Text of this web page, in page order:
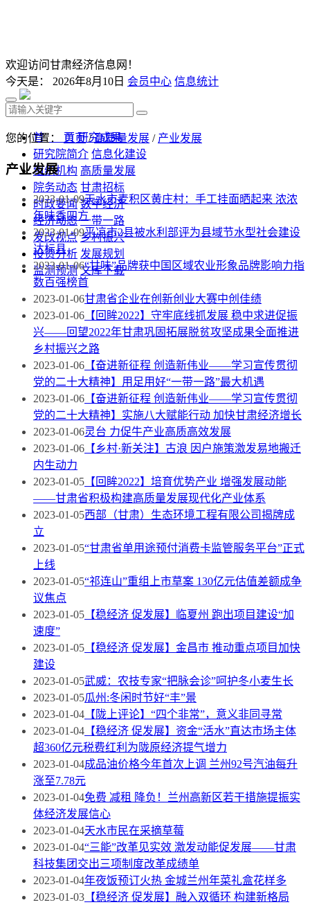
欢迎访问甘肃经济信息网！
今天是： 2026年8月10日 会员中心 信息统计
首 页 研究成果
研究院简介 信息化建设
组织机构 高质量发展
院务动态 甘肃招标
时政要闻 数字经济
经济动态 一带一路
发改视点 乡村振兴
投资分析 发展规划
监测预测 文库下载
您的位置： 首页/高质量发展 / 产业发展
产业发展
2023-01-09天水市麦积区黄庄村：手工挂面晒起来 浓浓
年味香四方
2023-01-09平凉市2县被水利部评为县域节水型社会建设
达标县
2023-01-06“甘味”品牌获中国区域农业形象品牌影响力指
数百强榜首
2023-01-06甘肃省企业在创新创业大赛中创佳绩
2023-01-06 【回眸2022】守牢底线抓发展 稳中求进促振
兴——回望2022年甘肃巩固拓展脱贫攻坚成果全面推进
乡村振兴之路
2023-01-06 【奋进新征程 创造新伟业——学习宣传贯彻
党的二十大精神】用足用好“一带一路”最大机遇
2023-01-06 【奋进新征程 创造新伟业——学习宣传贯彻
党的二十大精神】实施八大赋能行动 加快甘肃经济增长
2023-01-06灵台 力促牛产业高质高效发展
2023-01-06 【乡村·新关注】古浪 因户施策激发易地搬迁
内生动力
2023-01-05 【回眸2022】培育优势产业 增强发展动能
——甘肃省积极构建高质量发展现代化产业体系
2023-01-05西部（甘肃）生态环境工程有限公司揭牌成
立
2023-01-05“甘肃省单用途预付消费卡监管服务平台”正式
上线
2023-01-05“祁连山”重组上市草案 130亿元估值差额成争
议焦点
2023-01-05 【稳经济 促发展】临夏州 跑出项目建设“加
速度”
2023-01-05 【稳经济 促发展】金昌市 推动重点项目加快
建设
2023-01-05武威：农技专家“把脉会诊”呵护冬小麦生长
2023-01-05瓜州:冬闲时节好“丰”景
2023-01-04 【陇上评论】“四个非常”，意义非同寻常
2023-01-04 【稳经济 促发展】资金“活水”直达市场主体
超360亿元税费红利为陇原经济提气增力
2023-01-04成品油价格今年首次上调 兰州92号汽油每升
涨至7.78元
2023-01-04免费 减租 降负！兰州高新区若干措施提振实
体经济发展信心
2023-01-04天水市民在采摘草莓
2023-01-04“三能”改革见实效 激发动能促发展——甘肃
科技集团交出三项制度改革成绩单
2023-01-04年夜饭预订火热 金城兰州年菜礼盒花样多
2023-01-03 【稳经济 促发展】融入双循环 构建新格局